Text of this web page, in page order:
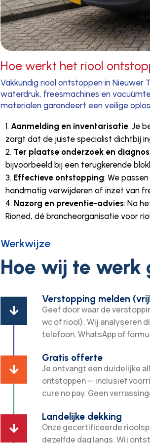
Hoe werkt het riool
Vakkundig riool ontstoppen in
waterdruk, freesmachines en
materialen garandeert een veilige
Aanmelding en inventarisatie: Je
zorgt dat de juiste specialist dichtbij
Ter plaatse onderzoek en
bijvoorbeeld bij een terugkerende
Effectieve ontstopping: We
handmatig verwijderen of inzet van
Nazorg en preventie-advies: Na
Rioned, dé brancheorganisatie voor
Werkwijze
Hoe wij te werk

Verstopping melden
Geef door waar de
wc of riool). Wij analyseren
telefoon, WhatsApp of

Gratis offerte
Je ontvangt een duidelijke
ontstoppen — inclusief
cure no pay. Geen

Landelijke dekking
Onze gecertificeerde
dezelfde dag langs. Wij